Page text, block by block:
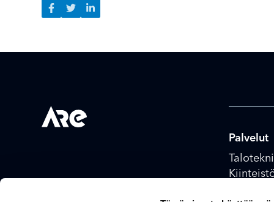
Palvelut